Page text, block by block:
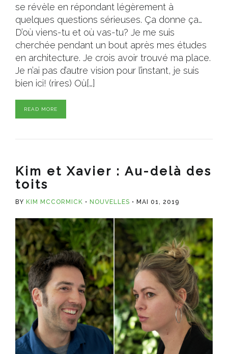
se révèle en répondant légèrement à
quelques questions sérieuses. Ça donne ça…
D’où viens-tu et où vas-tu? Je me suis
cherchée pendant un bout après mes études
en architecture. Je crois avoir trouvé ma place.
Je n’ai pas d’autre vision pour l’instant, je suis
bien ici! (rires) Où[…]
READ MORE
Kim et Xavier : Au-delà des
toits
BY KIM MCCORMICK NOUVELLES MAI 01, 2019